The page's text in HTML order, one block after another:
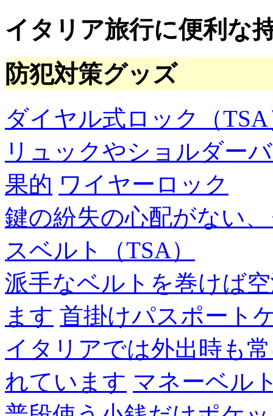
イタリア旅行に便利な
防犯対策グッズ
ダイヤル式ロック（
リュックやショルダー
果的 ワイヤーロック
鍵の紛失の心配がない
スベルト（TSA）
派手なベルトを巻けば
ます 首掛けパスポート
イタリアでは外出時も
れています マネーベル